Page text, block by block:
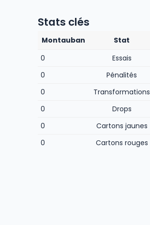
Stats clés
Montauban Stat
0
Essais
0
Pénalités
0
Transformations
0
Drops
0
Cartons jaunes
0
Cartons rouges